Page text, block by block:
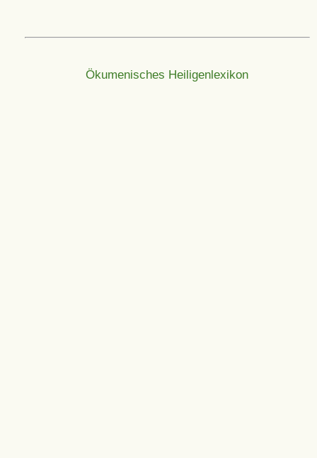
Ökumenisches Heiligenlexikon